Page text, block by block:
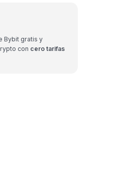
Bybit gratis y
con cero tarifas